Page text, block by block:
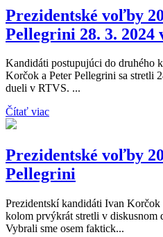
Prezidentské voľby
Pellegrini 28. 3. 2024
Kandidáti postupujúci do druhého
Korčok a Peter Pellegrini sa stretli
dueli v RTVS. ...
Čítať viac
Prezidentské voľby
Pellegrini
Prezidentskí kandidáti Ivan
kolom prvýkrát stretli v diskusnom
Vybrali sme osem faktick...